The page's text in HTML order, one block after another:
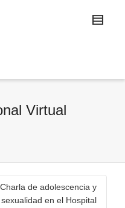
Virtual
Charla de adolescencia y
sexualidad en el Hospital